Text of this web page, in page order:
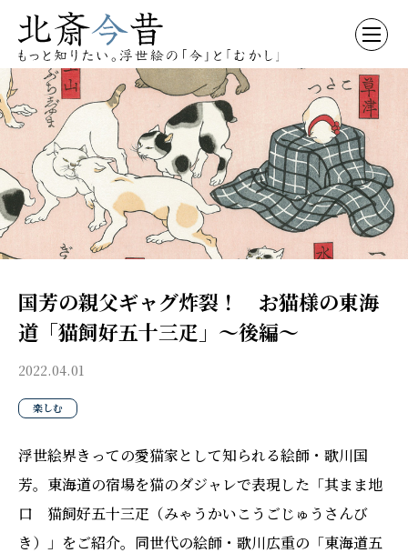
国芳の親父ギャグ炸裂！ お猫様の東海
道「猫飼好五十三疋」〜後編〜
2022.04.01
楽しむ
浮世絵界きっての愛猫家として知られる絵師・歌川国
芳。東海道の宿場を猫のダジャレで表現した「其まま地
口 猫飼好五十三疋（みゃうかいこうごじゅうさんび
き）」をご紹介。同世代の絵師・歌川広重の「東海道五